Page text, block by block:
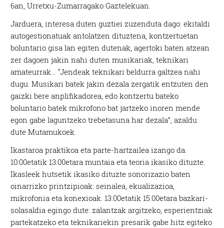
6an, Urretxu-Zumarragako Gaztelekuan.
Jarduera, interesa duten guztiei zuzenduta dago: ekitaldi
autogestionatuak antolatzen dituztena, kontzertuetan
boluntario gisa lan egiten dutenak, agertoki baten atzean
zer dagoen jakin nahi duten musikariak, teknikari
amateurrak… “Jendeak teknikari beldurra galtzea nahi
dugu. Musikari batek jakin dezala zergatik entzuten den
gaizki bere anplifikadorea, edo kontzertu bateko
boluntario batek mikrofono bat jartzeko inoren mende
egon gabe laguntzeko trebetasuna har dezala”, azaldu
dute Mutamukoek.
Ikastaroa praktikoa eta parte-hartzailea izango da.
10:00etatik 13:00etara muntaia eta teoria ikasiko dituzte.
Ikasleek hutsetik ikasiko dituzte sonorizazio baten
oinarrizko printzipioak: seinalea, ekualizazioa,
mikrofonia eta konexioak. 13:00etatik 15:00etara bazkari-
solasaldia egingo dute: zalantzak argitzeko, esperientziak
partekatzeko eta teknikariekin presarik gabe hitz egiteko